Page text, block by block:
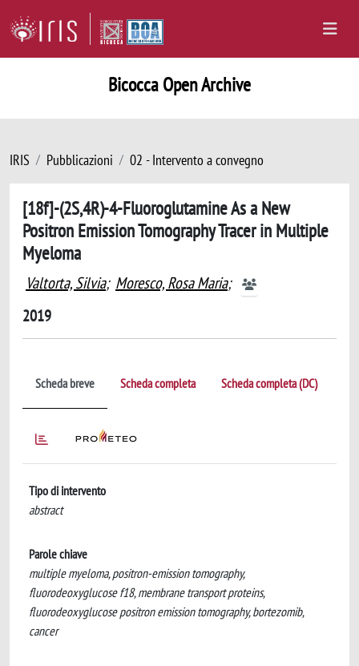
Bicocca Open Archive
IRIS Pubblicazioni 02 - Intervento a convegno
[18f]-(2S,4R)-4-Fluoroglutamine As a New
Positron Emission Tomography Tracer in Multiple
Myeloma
Valtorta, Silvia; Moresco, Rosa Maria;
2019
Scheda breve Scheda completa Scheda completa (DC)
Tipo di intervento
abstract
Parole chiave
multiple myeloma, positron-emission tomography,
fluorodeoxyglucose f18, membrane transport proteins,
fluorodeoxyglucose positron emission tomography, bortezomib,
cancer